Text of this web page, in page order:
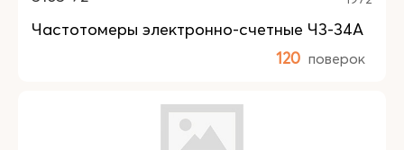
Частотомеры электронно-счетные Ч3-34А
120 поверок